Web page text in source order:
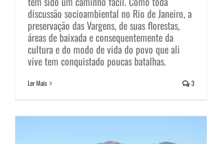
discussão socioambiental no Rio de Janeiro, a
preservação das Vargens, de suas florestas,
áreas de baixada e consequentemente da
cultura e do modo de vida do povo que ali
vive tem conquistado poucas batalhas.
Ler Mais 3
Sobre os “Campos de
Sernambetiba”, na Zona Oeste